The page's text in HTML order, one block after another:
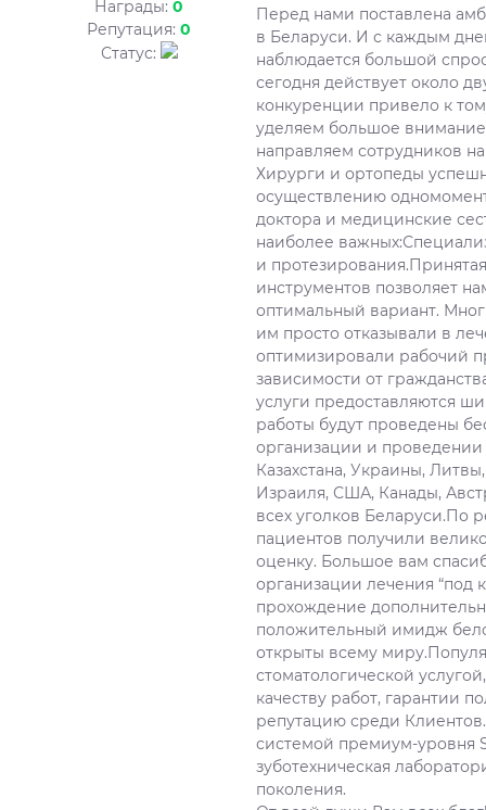
Награды: 0
Репутация: 0
Статус:
Перед нами поставлена
в Беларуси. И с каждым
наблюдается большой
сегодня действует около
конкуренции привело к
уделяем большое
направляем сотрудников
Хирурги и ортопеды
осуществлению
доктора и медицинские
наиболее
и
инструментов позволяет
оптимальный вариант.
им просто отказывали в
оптимизировали рабочий
зависимости от
услуги предоставляются
работы будут проведены
организации и
Казахстана, Украины,
Израиля, США, Канады,
всех уголков Беларуси.По
пациентов получили
оценку. Большое вам
организации лечения “под
прохождение
положительный имидж
открыты всему
стоматологической
качеству работ, гарантии
репутацию среди
системой премиум-уровня
зуботехническая
поколения.